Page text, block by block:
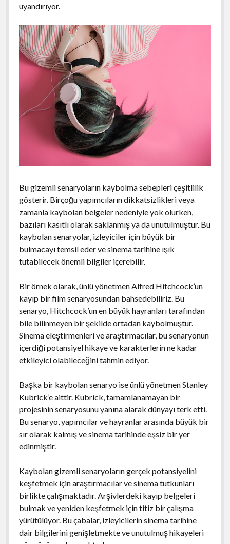
uyandırıyor.
Bu gizemli senaryoların kaybolma sebepleri çeşitlilik
gösterir. Birçoğu yapımcıların dikkatsizlikleri veya
zamanla kaybolan belgeler nedeniyle yok olurken,
bazıları kasıtlı olarak saklanmış ya da unutulmuştur. Bu
kaybolan senaryolar, izleyiciler için büyük bir
bulmacayı temsil eder ve sinema tarihine ışık
tutabilecek önemli bilgiler içerebilir.
Bir örnek olarak, ünlü yönetmen Alfred Hitchcock’un
kayıp bir film senaryosundan bahsedebiliriz. Bu
senaryo, Hitchcock’un en büyük hayranları tarafından
bile bilinmeyen bir şekilde ortadan kaybolmuştur.
Sinema eleştirmenleri ve araştırmacılar, bu senaryonun
içerdiği potansiyel hikaye ve karakterlerin ne kadar
etkileyici olabileceğini tahmin ediyor.
Başka bir kaybolan senaryo ise ünlü yönetmen Stanley
Kubrick’e aittir. Kubrick, tamamlanamayan bir
projesinin senaryosunu yanına alarak dünyayı terk etti.
Bu senaryo, yapımcılar ve hayranlar arasında büyük bir
sır olarak kalmış ve sinema tarihinde eşsiz bir yer
edinmiştir.
Kaybolan gizemli senaryoların gerçek potansiyelini
keşfetmek için araştırmacılar ve sinema tutkunları
birlikte çalışmaktadır. Arşivlerdeki kayıp belgeleri
bulmak ve yeniden keşfetmek için titiz bir çalışma
yürütülüyor. Bu çabalar, izleyicilerin sinema tarihine
dair bilgilerini genişletmekte ve unutulmuş hikayeleri